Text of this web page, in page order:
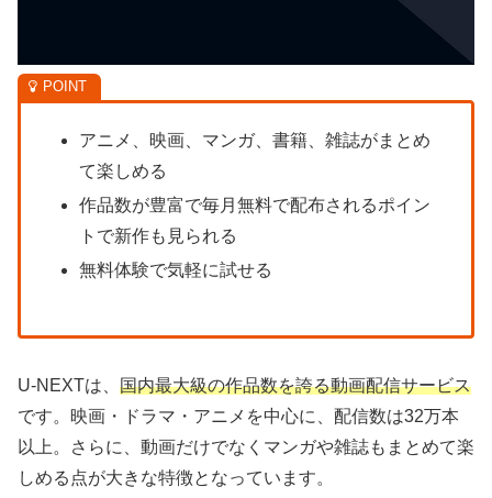
アニメ、映画、マンガ、書籍、雑誌がまとめ
て楽しめる
作品数が豊富で毎月無料で配布されるポイン
トで新作も見られる
無料体験で気軽に試せる
U-NEXTは、 国内最大級の作品数を誇る動画配信サービス
です。映画・ドラマ・アニメを中心に、配信数は32万本
以上。さらに、動画だけでなくマンガや雑誌もまとめて楽
しめる点が大きな特徴となっています。